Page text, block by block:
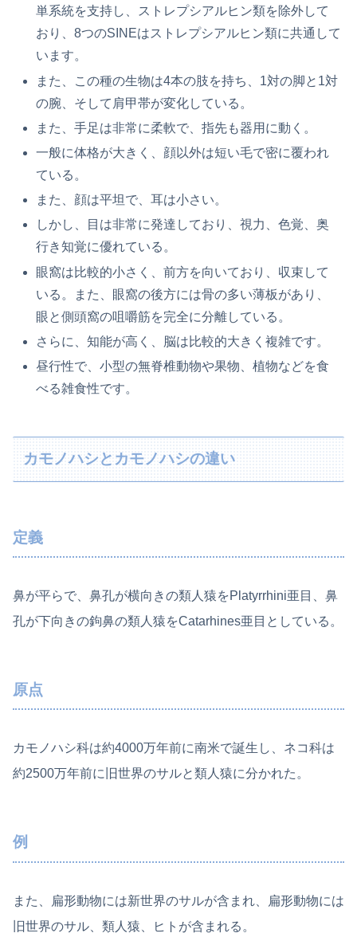
単系統を支持し、ストレプシアルヒン類を除外して
おり、8つのSINEはストレプシアルヒン類に共通して
います。
また、この種の生物は4本の肢を持ち、1対の脚と1対
の腕、そして肩甲帯が変化している。
また、手足は非常に柔軟で、指先も器用に動く。
一般に体格が大きく、顔以外は短い毛で密に覆われ
ている。
また、顔は平坦で、耳は小さい。
しかし、目は非常に発達しており、視力、色覚、奥
行き知覚に優れている。
眼窩は比較的小さく、前方を向いており、収束して
いる。また、眼窩の後方には骨の多い薄板があり、
眼と側頭窩の咀嚼筋を完全に分離している。
さらに、知能が高く、脳は比較的大きく複雑です。
昼行性で、小型の無脊椎動物や果物、植物などを食
べる雑食性です。
カモノハシとカモノハシの違い
定義
鼻が平らで、鼻孔が横向きの類人猿をPlatyrrhini亜目、鼻
孔が下向きの鉤鼻の類人猿をCatarhines亜目としている。
原点
カモノハシ科は約4000万年前に南米で誕生し、ネコ科は
約2500万年前に旧世界のサルと類人猿に分かれた。
例
また、扁形動物には新世界のサルが含まれ、扁形動物には
旧世界のサル、類人猿、ヒトが含まれる。